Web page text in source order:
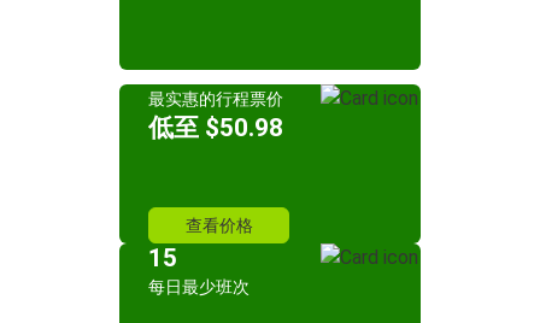
最实惠的行程票价
低至 $50.98
查看价格
15
每日最少班次